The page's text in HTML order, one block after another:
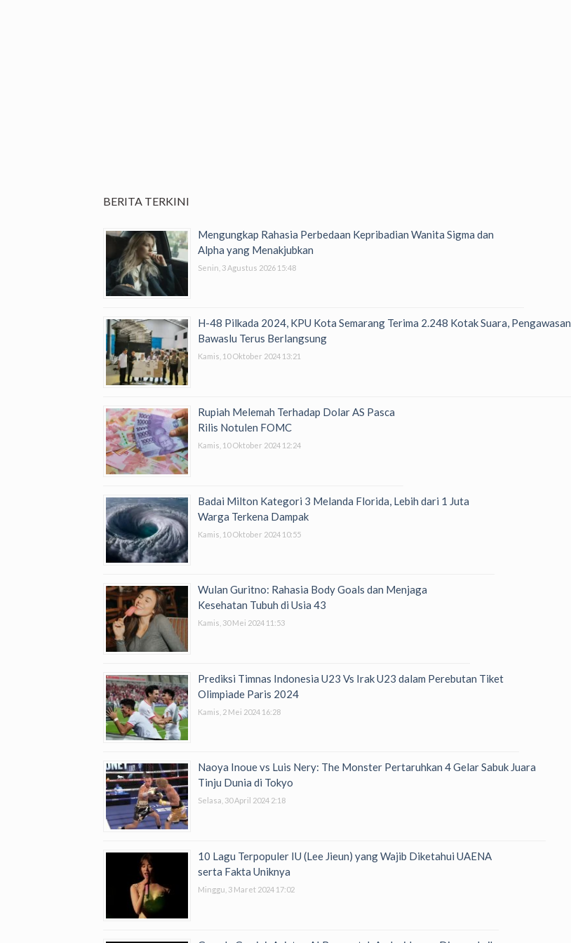
BERITA TERKINI
Mengungkap Rahasia Perbedaan Kepribadian Wanita Sigma dan
Alpha yang Menakjubkan
Senin, 3 Agustus 2026 15:48
H-48 Pilkada 2024, KPU Kota Semarang Terima 2.248 Kotak Suara, Pengawasan
Bawaslu Terus Berlangsung
Kamis, 10 Oktober 2024 13:21
Rupiah Melemah Terhadap Dolar AS Pasca
Rilis Notulen FOMC
Kamis, 10 Oktober 2024 12:24
Badai Milton Kategori 3 Melanda Florida, Lebih dari 1 Juta
Warga Terkena Dampak
Kamis, 10 Oktober 2024 10:55
Wulan Guritno: Rahasia Body Goals dan Menjaga
Kesehatan Tubuh di Usia 43
Kamis, 30 Mei 2024 11:53
Prediksi Timnas Indonesia U23 Vs Irak U23 dalam Perebutan Tiket
Olimpiade Paris 2024
Kamis, 2 Mei 2024 16:28
Naoya Inoue vs Luis Nery: The Monster Pertaruhkan 4 Gelar Sabuk Juara
Tinju Dunia di Tokyo
Selasa, 30 April 2024 2:18
10 Lagu Terpopuler IU (Lee Jieun) yang Wajib Diketahui UAENA
serta Fakta Uniknya
Minggu, 3 Maret 2024 17:02